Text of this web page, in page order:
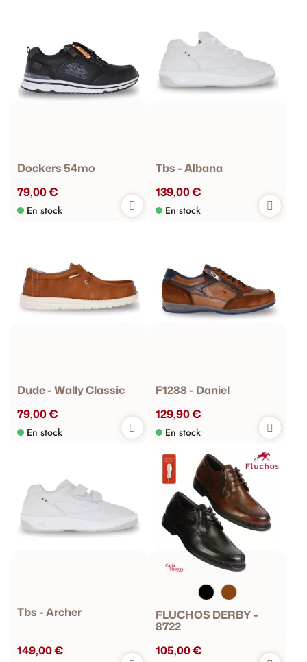
Dockers 54mo
79,00 €
En stock
Tbs - Albana
139,00 €
En stock
Dude - Wally Classic
79,00 €
En stock
F1288 - Daniel
129,90 €
En stock
Tbs - Archer
149,00 €
FLUCHOS DERBY -
8722
105,00 €